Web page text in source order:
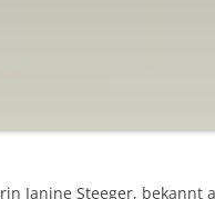
Janine Steeger, bekannt